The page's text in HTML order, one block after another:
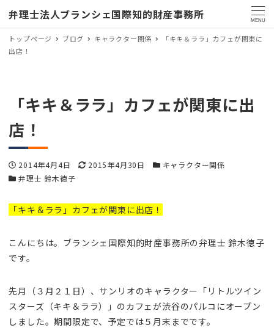
弁理士法人ブランシェ国際知的財産事務所 MENU
トップページ ブログ キャラクター関係
「キキ＆ララ」カフェが関東に
出店！
「キキ＆ララ」カフェが関東に出
店！
投稿日
2014年4月4日 更新日
2015年4月30日 カテゴリー
キャラクター関係
カテゴリー
弁理士 鈴木徳子
「キキ＆ララ」カフェが関東に出店！
こんにちは。ブランシェ国際知的財産事務所の弁理士 鈴木徳子
です。
先月（３月２１日）、サンリオのキャラクター「リトルツイン
スターズ（キキ＆ララ）」のカフェが渋谷のパルコにオープン
しました。期間限定で、予定では５月末までです。